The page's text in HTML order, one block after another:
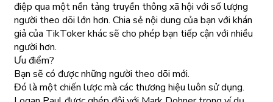
điệp qua một nền tảng truyền thông xã hội với số lượng
người theo dõi lớn hơn. Chia sẻ nội dung của bạn với khán
giả của TikToker khác sẽ cho phép bạn tiếp cận với nhiều
người hơn.
Ưu điểm?
Bạn sẽ có được những người theo dõi mới.
Đó là một chiến lược mà các thương hiệu luôn sử dụng.